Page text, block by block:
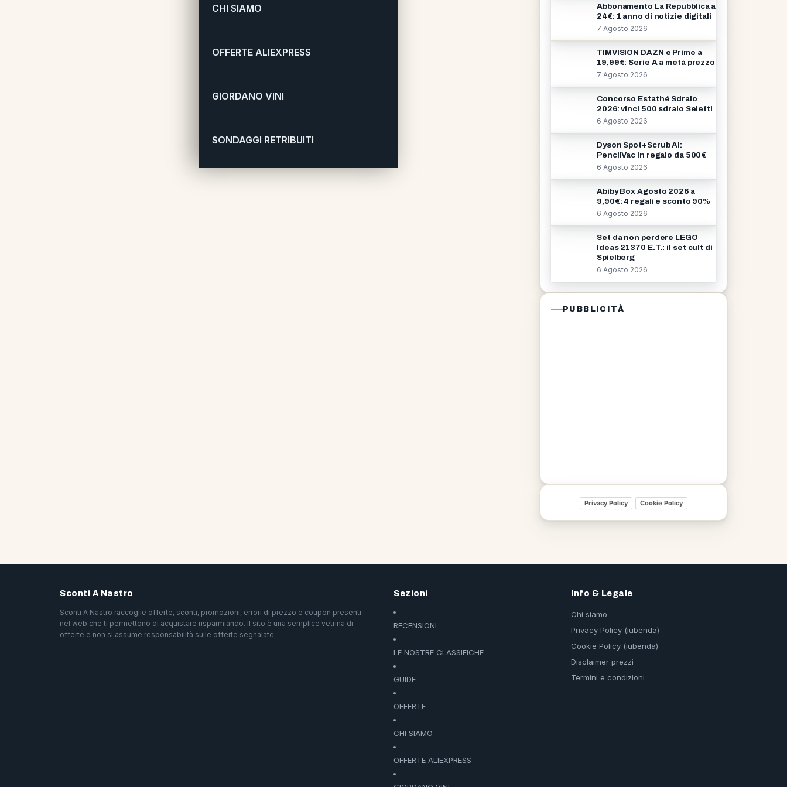
CHI SIAMO
OFFERTE ALIEXPRESS
GIORDANO VINI
SONDAGGI RETRIBUITI
Abbonamento La Repubblica a
24€: 1 anno di notizie digitali
7 Agosto 2026
TIMVISION DAZN e Prime a
19,99€: Serie A a metà prezzo
7 Agosto 2026
Concorso Estathé Sdraio
2026: vinci 500 sdraio Seletti
6 Agosto 2026
Dyson Spot+Scrub AI:
PencilVac in regalo da 500€
6 Agosto 2026
Abiby Box Agosto 2026 a
9,90€: 4 regali e sconto 90%
6 Agosto 2026
Set da non perdere LEGO
Ideas 21370 E.T.: il set cult di
Spielberg
6 Agosto 2026
PUBBLICITÀ
Privacy Policy Cookie Policy
Sconti A Nastro
Sconti A Nastro raccoglie offerte, sconti, promozioni, errori di prezzo e coupon presenti
nel web che ti permettono di acquistare risparmiando. Il sito è una semplice vetrina di
offerte e non si assume responsabilità sulle offerte segnalate.
Sezioni
RECENSIONI
LE NOSTRE CLASSIFICHE
GUIDE
OFFERTE
CHI SIAMO
OFFERTE ALIEXPRESS
Info & Legale
Chi siamo
Privacy Policy (iubenda)
Cookie Policy (iubenda)
Disclaimer prezzi
Termini e condizioni